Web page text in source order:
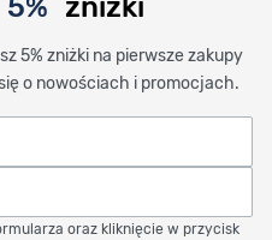
5% zniżki
5% zniżki na pierwsze zakupy
o nowościach i promocjach.
oraz kliknięcie w przycisk